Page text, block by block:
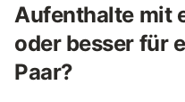
Aufenthalte mit
oder besser für
Paar?